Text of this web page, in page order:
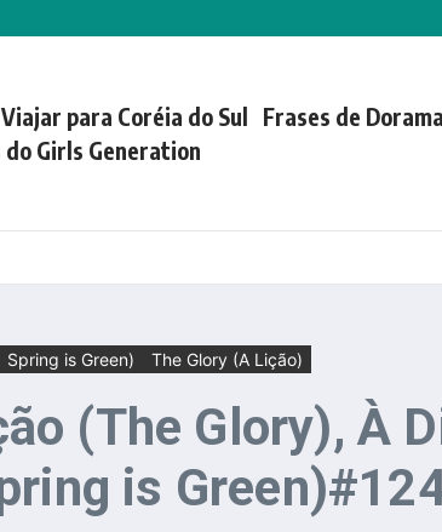
Viajar para Coréia do Sul Frases de
do Girls Generation
Spring is Green) The Glory (A Lição)
(The Glory), À
is